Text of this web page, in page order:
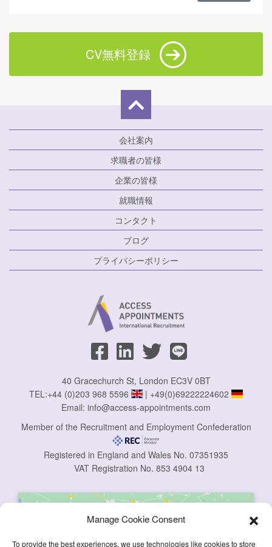
Manage Cookie Consent
To provide the best experiences, we use technologies like cookies to store
CV無料登録
会社案内
求職者の皆様
企業の皆様
就職情報
コンタクト
ブログ
プライバシーポリシー
40 Gracechurch St, London EC3V 0BT
TEL:+44 (0)203 968 5596 | +49(0)69222224602
Email: info@access-appointments.com
Member of the Recruitment and Employment Confederation
Registered in England and Wales No. 07351935
VAT Registration No. 853 4904 13